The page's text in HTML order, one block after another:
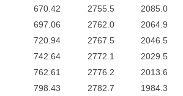
670.42 2755.5
2085.0
697.06 2762.0
2064.9
720.94 2767.5
2046.5
742.64 2772.1
2029.5
762.61 2776.2
2013.6
798.43 2782.7
1984.3